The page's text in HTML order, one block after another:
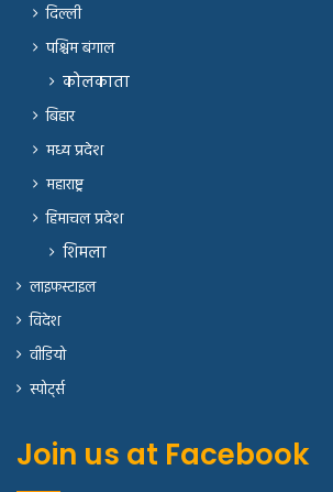
दिल्ली
पश्चिम बंगाल
कोलकाता
बिहार
मध्य प्रदेश
महाराष्ट्र
हिमाचल प्रदेश
शिमला
लाइफस्टाइल
विदेश
वीडियो
स्पोर्ट्स
Join us at Facebook